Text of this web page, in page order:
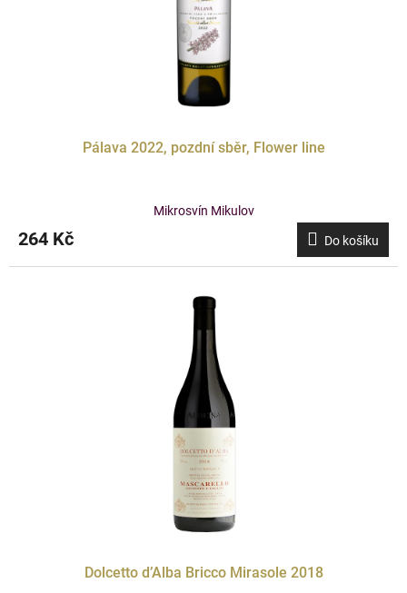
Pálava 2022, pozdní sběr, Flower line
Mikrosvín Mikulov
264 Kč Do košíku
Dolcetto d’Alba Bricco Mirasole 2018